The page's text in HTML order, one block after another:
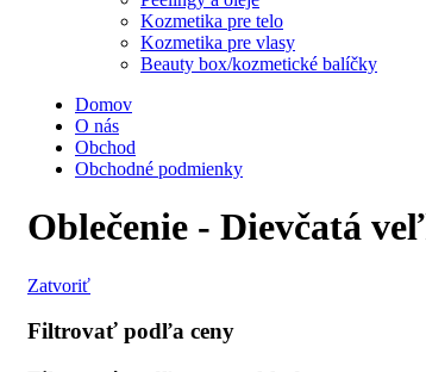
Kozmetika pre telo
Kozmetika pre vlasy
Beauty box/kozmetické balíčky
Domov
O nás
Obchod
Obchodné podmienky
Oblečenie - Dievčatá
Zatvoriť
Filtrovať podľa ceny